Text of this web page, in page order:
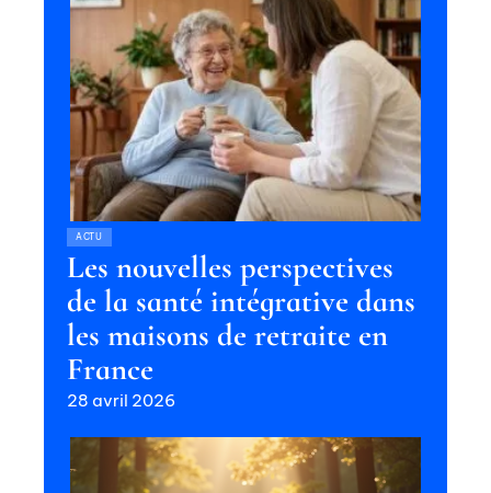
ACTU
Les nouvelles perspectives
de la santé intégrative dans
les maisons de retraite en
France
28 avril 2026